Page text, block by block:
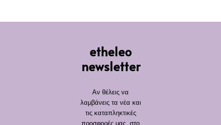
etheleo
newsletter
Αν θέλεις να
λαμβάνεις τα νέα και
τις καταπληκτικές
προσφορές μας, στο